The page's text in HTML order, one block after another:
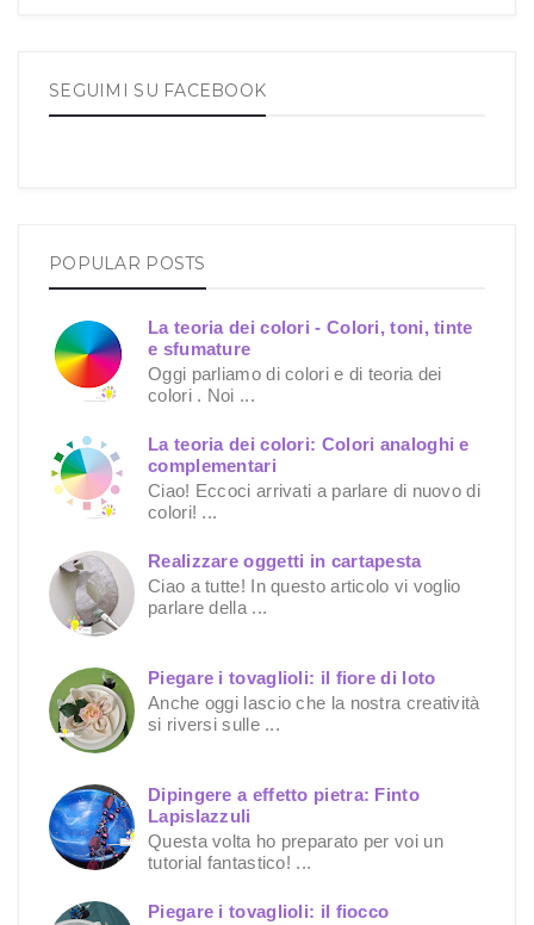
SEGUIMI SU FACEBOOK
POPULAR POSTS
La teoria dei colori - Colori, toni, tinte
e sfumature
Oggi parliamo di colori e di teoria dei
colori . Noi ...
La teoria dei colori: Colori analoghi e
complementari
Ciao! Eccoci arrivati a parlare di nuovo di
colori! ...
Realizzare oggetti in cartapesta
Ciao a tutte! In questo articolo vi voglio
parlare della ...
Piegare i tovaglioli: il fiore di loto
Anche oggi lascio che la nostra creatività
si riversi sulle ...
Dipingere a effetto pietra: Finto
Lapislazzuli
Questa volta ho preparato per voi un
tutorial fantastico! ...
Piegare i tovaglioli: il fiocco